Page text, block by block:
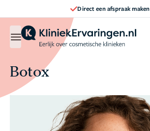
Direct een afspraak maken
Botox